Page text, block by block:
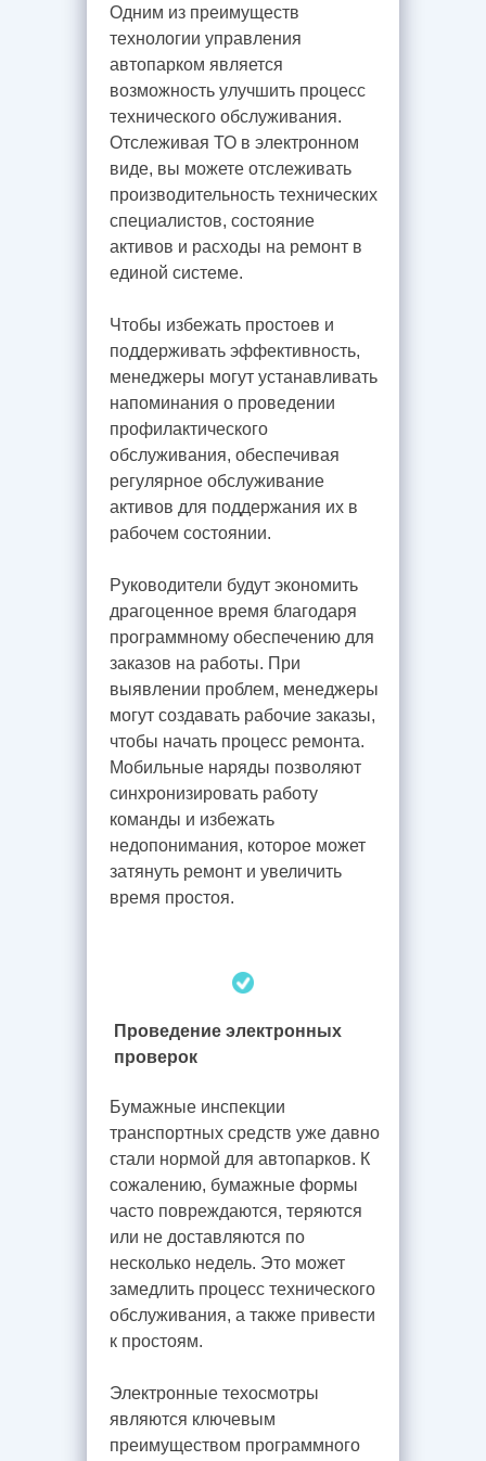
Проведение электронных
проверок
Одним из преимуществ
технологии управления
автопарком является
возможность улучшить процесс
технического обслуживания.
Отслеживая ТО в электронном
виде, вы можете отслеживать
производительность технических
специалистов, состояние
активов и расходы на ремонт в
единой системе.
Чтобы избежать простоев и
поддерживать эффективность,
менеджеры могут устанавливать
напоминания о проведении
профилактического
обслуживания, обеспечивая
регулярное обслуживание
активов для поддержания их в
рабочем состоянии.
Руководители будут экономить
драгоценное время благодаря
программному обеспечению для
заказов на работы. При
выявлении проблем, менеджеры
могут создавать рабочие заказы,
чтобы начать процесс ремонта.
Мобильные наряды позволяют
синхронизировать работу
команды и избежать
недопонимания, которое может
затянуть ремонт и увеличить
время простоя.
Бумажные инспекции
транспортных средств уже давно
стали нормой для автопарков. К
сожалению, бумажные формы
часто повреждаются, теряются
или не доставляются по
несколько недель. Это может
замедлить процесс технического
обслуживания, а также привести
к простоям.
Электронные техосмотры
являются ключевым
преимуществом программного